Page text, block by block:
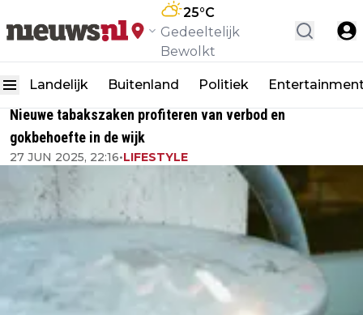
25°C
Gedeeltelijk
Bewolkt
Landelijk Buitenland Politiek
Nieuwe tabakszaken profiteren van verbod en
gokbehoefte in de wijk
27 JUN 2025, 22:16•LIFESTYLE